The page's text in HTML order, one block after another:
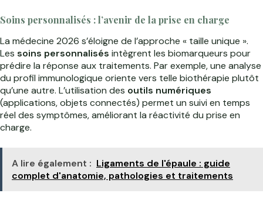
Soins personnalisés : l’avenir de la prise en charge
La médecine 2026 s’éloigne de l’approche « taille unique ».
Les soins personnalisés intègrent les biomarqueurs pour
prédire la réponse aux traitements. Par exemple, une analyse
du profil immunologique oriente vers telle biothérapie plutôt
qu’une autre. L’utilisation des outils numériques
(applications, objets connectés) permet un suivi en temps
réel des symptômes, améliorant la réactivité du prise en
charge.
A lire également : Ligaments de l'épaule : guide
complet d'anatomie, pathologies et traitements